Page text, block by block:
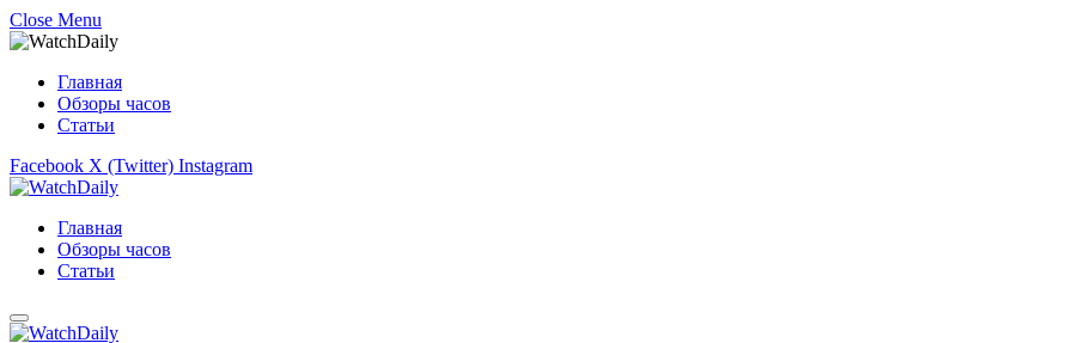
Close Menu
Главная
Обзоры часов
Статьи
Facebook X (Twitter) Instagram
Главная
Обзоры часов
Статьи